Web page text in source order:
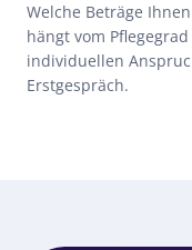
Welche Beträge
hängt vom
individuellen
Erstgespräch.